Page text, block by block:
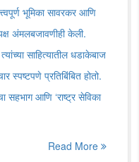
भूमिका सावरकर आणि
अंमलबजावणीही केली.
साहित्यातील धडाकेबाज
स्पष्टपणे प्रतिबिंबित होतो.
सहभाग आणि ‌‘राष्ट्र सेविका
Read More